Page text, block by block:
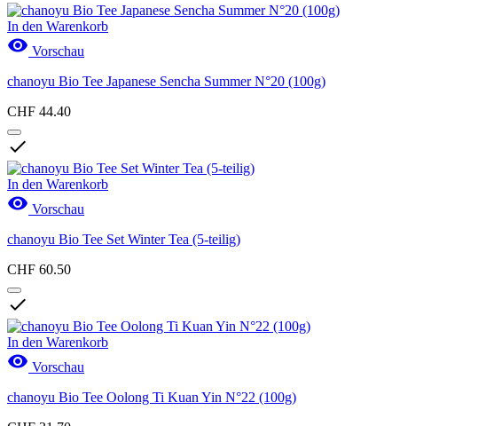
In den Warenkorb
 Vorschau
chanoyu Bio Tee Japanese Sencha Summer N°20 (100g)
CHF 44.40

In den Warenkorb
 Vorschau
chanoyu Bio Tee Set Winter Tea (5-teilig)
CHF 60.50

In den Warenkorb
 Vorschau
chanoyu Bio Tee Oolong Ti Kuan Yin N°22 (100g)